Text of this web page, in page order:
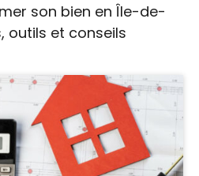
son bien en Île-de-
outils et conseils